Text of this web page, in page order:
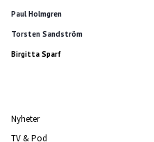
Paul Holmgren
Torsten Sandström
Birgitta Sparf
Nyheter
TV & Pod